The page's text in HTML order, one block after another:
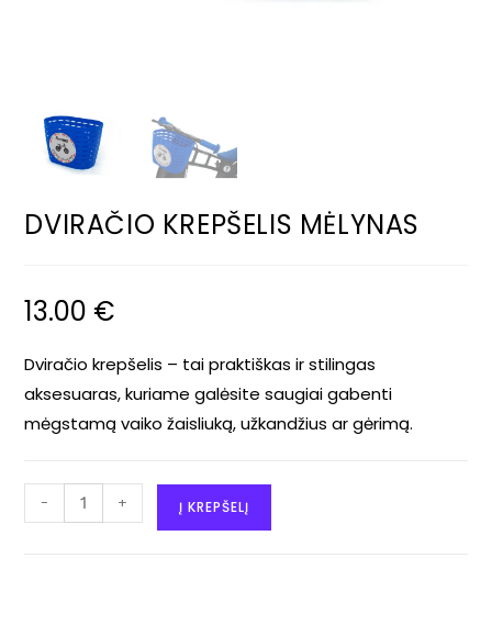
DVIRAČIO KREPŠELIS MĖLYNAS
13.00 €
Dviračio krepšelis – tai praktiškas ir stilingas
aksesuaras, kuriame galėsite saugiai gabenti
mėgstamą vaiko žaisliuką, užkandžius ar gėrimą.
- + Į KREPŠELĮ